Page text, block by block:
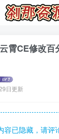
霄CE修改
日更新
已隐藏，请评